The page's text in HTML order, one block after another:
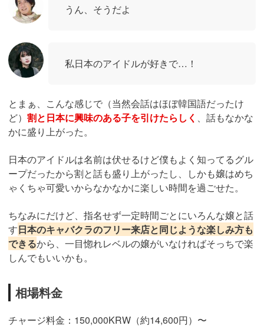
うん、そうだよ
私日本のアイドルが好きで…！
とまぁ、こんな感じで（当然会話はほぼ韓国語だったけ
ど） 割と日本に興味のある子を引けたらしく
、話もなかな
かに盛り上がった。
日本のアイドルは名前は伏せるけど僕もよく知ってるグル
ープだったから割と話も盛り上がったし、しかも嬢はめち
ゃくちゃ可愛いからなかなかに楽しい時間を過ごせた。
ちなみにだけど、指名せず一定時間ごとにいろんな嬢と話
す日本のキャバクラのフリー来店と同じような楽しみ方も
できるから、一目惚れレベルの嬢がいなければそっちで楽
しんでもいいかも。
相場料金
チャージ料金：150,000KRW（約14,600円）〜